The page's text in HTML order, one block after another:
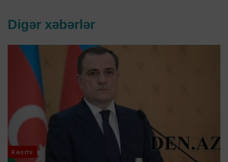
Digər xəbərlər
Rəsmi